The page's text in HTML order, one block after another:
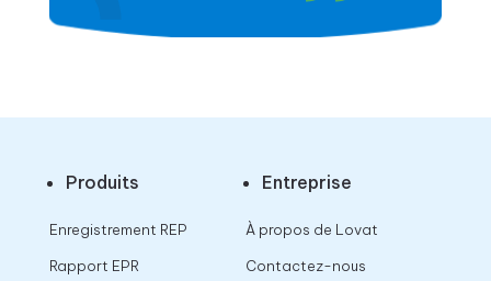
Produits
Enregistrement REP
Rapport EPR
Entreprise
À propos de Lovat
Contactez-nous